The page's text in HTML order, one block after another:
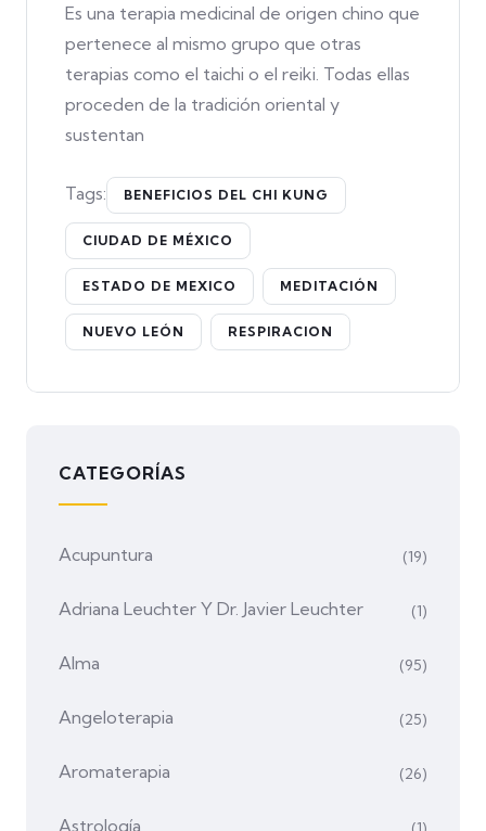
Es una terapia medicinal de origen chino que
pertenece al mismo grupo que otras
terapias como el taichi o el reiki. Todas ellas
proceden de la tradición oriental y
sustentan
Tags: BENEFICIOS DEL CHI KUNG
CIUDAD DE MÉXICO
ESTADO DE MEXICO MEDITACIÓN
NUEVO LEÓN RESPIRACION
CATEGORÍAS
Acupuntura (19)
Adriana Leuchter Y Dr. Javier Leuchter (1)
Alma (95)
Angeloterapia (25)
Aromaterapia (26)
Astrología